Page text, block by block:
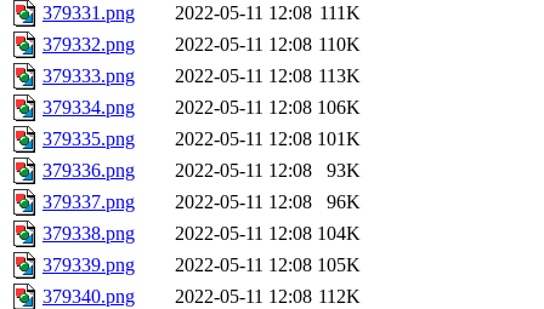
379331.png
2022-05-11 12:08 111K
379332.png
2022-05-11 12:08 110K
379333.png
2022-05-11 12:08 113K
379334.png
2022-05-11 12:08 106K
379335.png
2022-05-11 12:08 101K
379336.png
2022-05-11 12:08
93K
379337.png
2022-05-11 12:08
96K
379338.png
2022-05-11 12:08 104K
379339.png
2022-05-11 12:08 105K
379340.png
2022-05-11 12:08 112K